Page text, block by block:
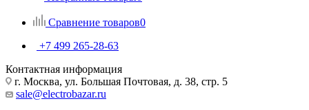
Сравнение товаров0
+7 499 265-28-63
Контактная информация
г. Москва, ул. Большая Почтовая, д. 38, стр. 5
sale@electrobazar.ru